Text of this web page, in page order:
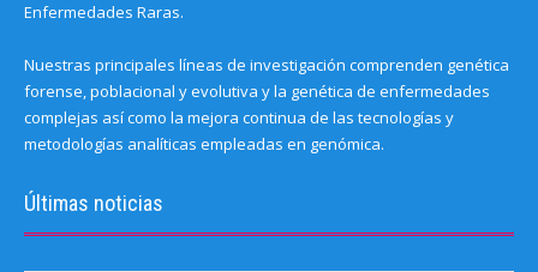
Enfermedades Raras.
Nuestras principales líneas de investigación comprenden genética
forense, poblacional y evolutiva y la genética de enfermedades
complejas así como la mejora continua de las tecnologías y
metodologías analíticas empleadas en genómica.
Últimas noticias